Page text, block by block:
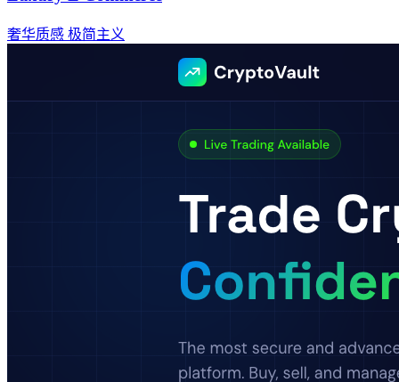
奢华质感 极简主义